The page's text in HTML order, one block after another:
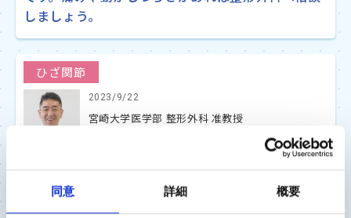
同意 詳細 概要
しましょう。
ひざ関節
2023/9/22
宮崎大学医学部 整形外科 准教授
痛みがなくても「膝が崩れる現象」は放置せずに受
診を。見落とされるリスクもある前十字靭帯（AC